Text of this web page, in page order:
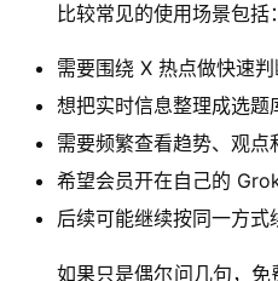
比较常见的使用场景包括：
需要围绕 X 热点做快速
想把实时信息整理成选题
需要频繁查看趋势、观点
希望会员开在自己的
后续可能继续按同一方式
如果只是偶尔问几句，